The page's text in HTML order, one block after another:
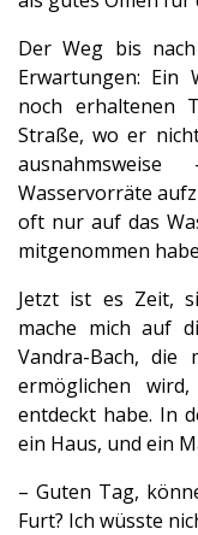
Der Weg bis
Erwartungen: Ein
noch erhaltenen
Straße, wo er
Wasservorräte
oft nur auf das
mitgenommen
Jetzt ist es Zeit,
mache mich auf
Vandra-Bach, die
ermöglichen
entdeckt habe. In
ein Haus, und ein
– Guten Tag,
Furt? Ich wüsste